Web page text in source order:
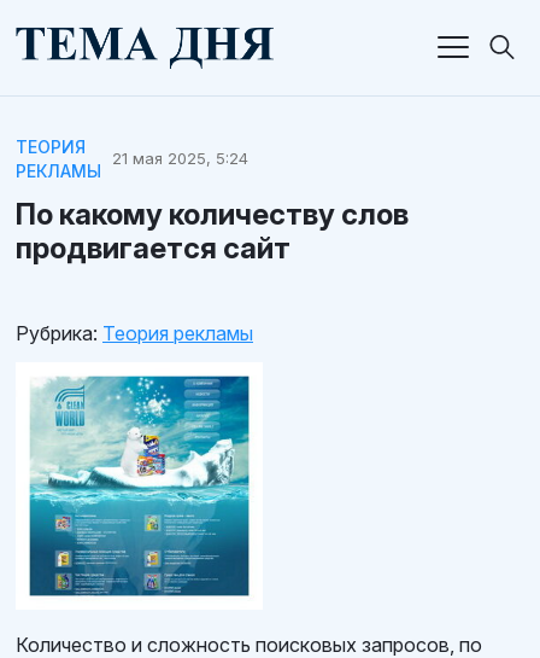
ТЕОРИЯ
РЕКЛАМЫ
21 мая 2025, 5:24
По какому количеству слов
продвигается сайт
Рубрика: Теория рекламы
Количество и сложность поисковых запросов, по